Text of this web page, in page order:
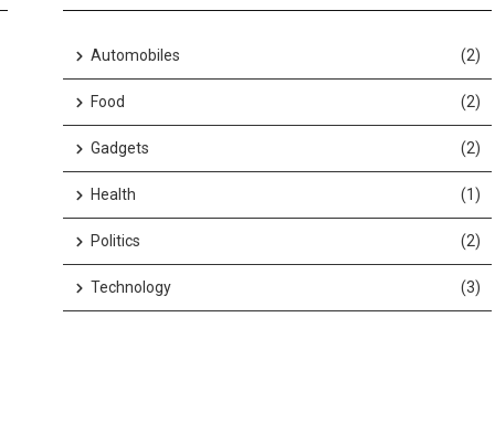
Automobiles (2)
Food (2)
Gadgets (2)
Health (1)
Politics (2)
Technology (3)